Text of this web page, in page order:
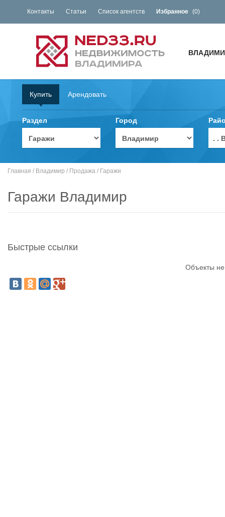
Контакты Статьи Список агентств Избранное (0)
Купить Арендовать
Раздел Город
. .
Главная / Владимир / Продажа / Гаражи
Гаражи Владимир
Быстрые ссылки
Объекты